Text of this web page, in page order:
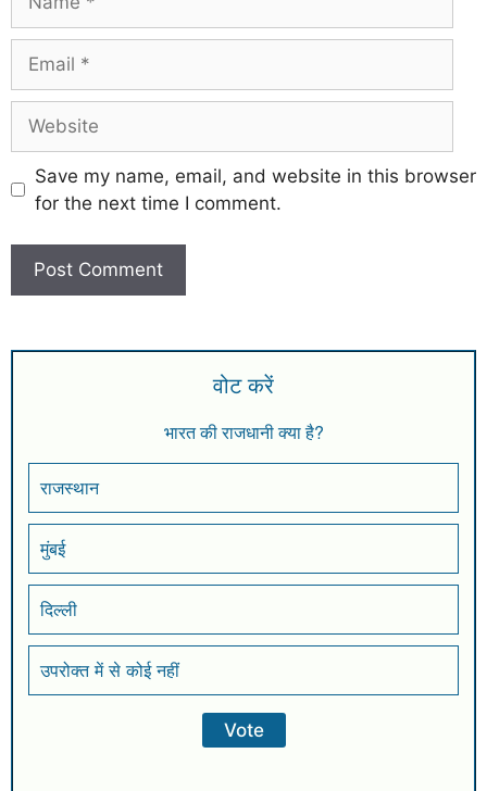
Save my name, email, and website in this browser
for the next time I comment.
वोट करें
भारत की राजधानी क्या है?
राजस्थान
मुंबई
दिल्ली
उपरोक्त में से कोई नहीं